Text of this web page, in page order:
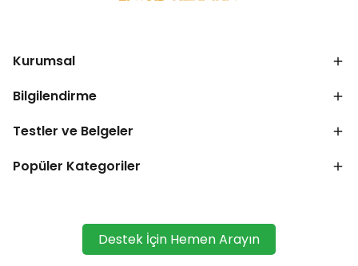
Kurumsal
Bilgilendirme
Testler ve Belgeler
Popüler Kategoriler
Destek İçin Hemen Arayın